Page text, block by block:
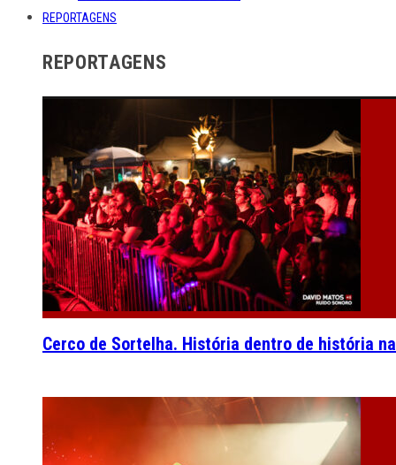
REPORTAGENS
REPORTAGENS
Cerco de Sortelha. História dentro de história